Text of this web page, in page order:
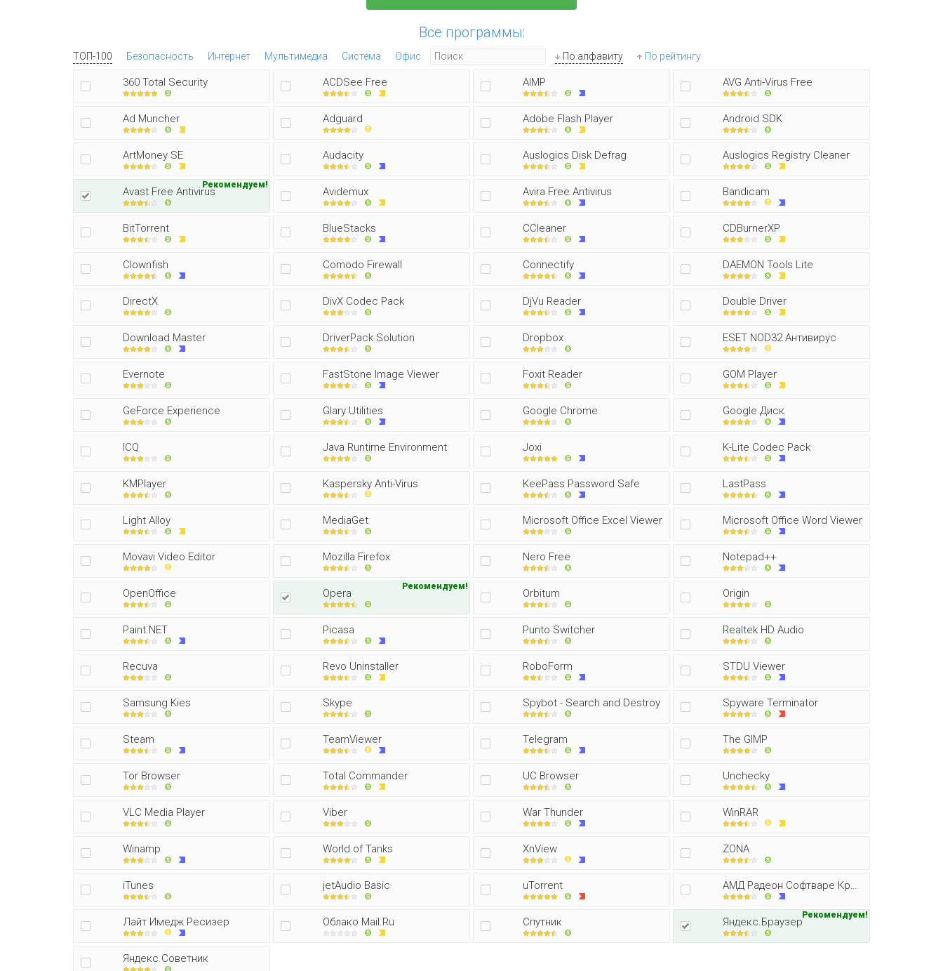
Все программы:
ТОП-100 Безопасность Интернет Мультимедиа Система Офис По алфавиту По рейтингу
360 Total Security ACDSee Free AIMP AVG Anti-Virus Free
Ad Muncher Adguard Adobe Flash Player Android SDK
ArtMoney SE Audacity Auslogics Disk Defrag Auslogics Registry Cleaner
Avast Free Antivirus
Рекомендуем!
Avidemux Avira Free Antivirus Bandicam
BitTorrent BlueStacks CCleaner CDBurnerXP
Clownfish Comodo Firewall Connectify DAEMON Tools Lite
DirectX DivX Codec Pack DjVu Reader Double Driver
Download Master DriverPack Solution Dropbox ESET NOD32 Антивирус
Evernote FastStone Image Viewer Foxit Reader GOM Player
GeForce Experience Glary Utilities Google Chrome Google Диск
ICQ Java Runtime Environment Joxi K-Lite Codec Pack
KMPlayer Kaspersky Anti-Virus KeePass Password Safe LastPass
Light Alloy MediaGet Microsoft Office Excel Viewer Microsoft Office Word Viewer
Movavi Video Editor Mozilla Firefox Nero Free Notepad++
OpenOffice Opera
Рекомендуем!
Orbitum Origin
Paint.NET Picasa Punto Switcher Realtek HD Audio
Recuva Revo Uninstaller RoboForm STDU Viewer
Samsung Kies Skype Spybot - Search and Destroy Spyware Terminator
Steam TeamViewer Telegram The GIMP
Tor Browser Total Commander UC Browser Unchecky
VLC Media Player Viber War Thunder WinRAR
Winamp World of Tanks XnView ZONA
iTunes jetAudio Basic uTorrent АМД Радеон Софтваре Кримсон Едитор
Лайт Имедж Ресизер Облако Mail.Ru Спутник Яндекс.Браузер
Рекомендуем!
Яндекс.Советник